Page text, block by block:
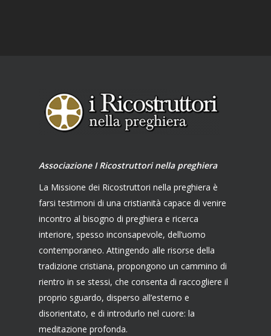
Associazione I Ricostruttori nella preghiera
La Missione dei Ricostruttori nella preghiera è
farsi testimoni di una cristianità capace di venire
incontro al bisogno di preghiera e ricerca
interiore, spesso inconsapevole, dell’uomo
contemporaneo. Attingendo alle risorse della
tradizione cristiana, propongono un cammino di
rientro in se stessi, che consenta di raccogliere il
proprio sguardo, disperso all’esterno e
disorientato, e di introdurlo nel cuore: la
meditazione profonda.